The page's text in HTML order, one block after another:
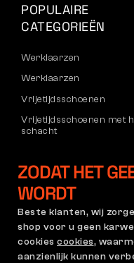
POPULAIRE
CATEGORIEËN
Werklaarzen
Werklaarzen
Vrijetijdsschoenen
Vrijetijdsschoenen met
schacht
Sweatshirts
Algemene Voorwaarden
ZODAT HET
WORDT
Beste klanten, wij
shop voor u geen
cookies cookies,
aanzienlijk kunnen